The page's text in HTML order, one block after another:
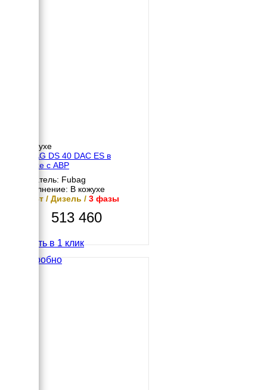
В кожухе
FUBAG DS 40 DAC ES в
кожухе с АВР
Двигатель: Fubag
Исполнение: В кожухе
30 кВт / Дизель / 3 фазы
513 460
Купить в 1 клик
Подробно